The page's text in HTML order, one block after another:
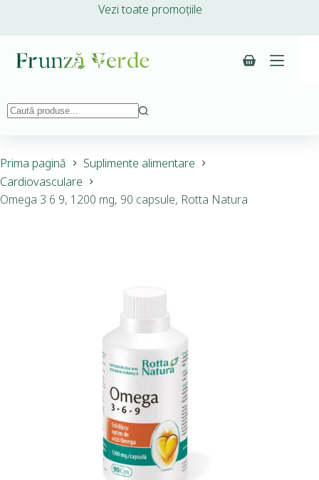
Vezi toate promoțiile
Prima pagină
Suplimente alimentare
Cardiovasculare
Omega 3 6 9, 1200 mg, 90 capsule, Rotta Natura